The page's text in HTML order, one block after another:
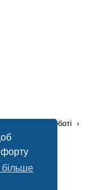
більше
питання в роботі